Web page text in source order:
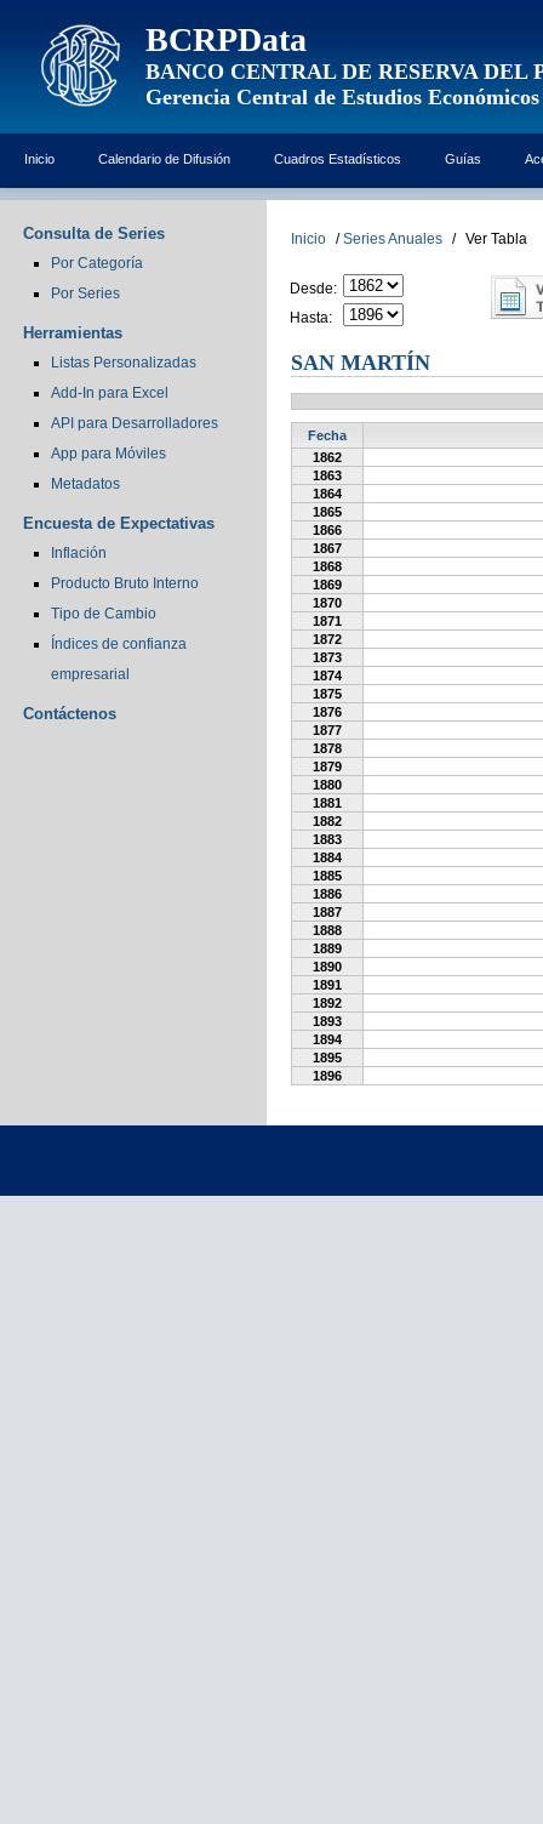
BCRPData
BANCO CENTRAL DE RESERVA DEL
Gerencia Central de Estudios Económicos
Inicio Calendario de Difusión Cuadros Estadísticos Guías
Consulta de Series
Por Categoría
Por Series
Herramientas
Listas Personalizadas
Add-In para Excel
API para Desarrolladores
App para Móviles
Metadatos
Encuesta de Expectativas
Inflación
Producto Bruto Interno
Tipo de Cambio
Índices de confianza
empresarial
Contáctenos
Inicio / Series Anuales / Ver Tabla
Desde:
Hasta:
SAN MARTÍN
Fecha
1862
1863
1864
1865
1866
1867
1868
1869
1870
1871
1872
1873
1874
1875
1876
1877
1878
1879
1880
1881
1882
1883
1884
1885
1886
1887
1888
1889
1890
1891
1892
1893
1894
1895
1896